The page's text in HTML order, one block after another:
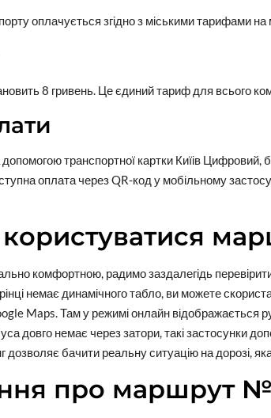
оплачується згідно з міськими тарифами на
8 гривень. Це єдиний тариф для всього
транспортної картки Киїів Цифровий,
оплата через QR-код у мобільному
комфортною, радимо заздалегідь
немає динамічного табло, ви можете
Maps. Там у режимі онлайн відображається
довго немає через затори, такі застосунки
дозволяє бачити реальну ситуацію на дорозі,
про маршрут